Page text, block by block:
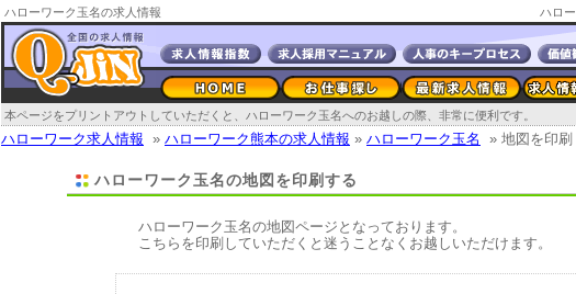
ハローワーク玉名の求人情報 ハロ
本ページをプリントアウトしていただくと、ハローワーク玉名へのお越しの際、非常に便利です。
ハローワーク求人情報 » ハローワーク熊本の求人情報 » ハローワーク玉名 » 地図を印刷
ハローワーク玉名の地図を印刷する
ハローワーク玉名の地図ページとなっております。
こちらを印刷していただくと迷うことなくお越しいただけます。